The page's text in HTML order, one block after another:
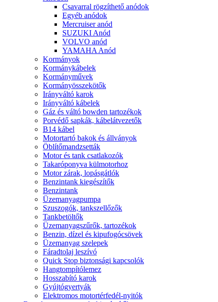
Csavarral rögzíthető anódok
Egyéb anódok
Mercruiser anód
SUZUKI Anód
VOLVO anód
YAMAHA Anód
Kormányok
Kormánykábelek
Kormányművek
Kormányösszekötők
Irányváltó karok
Irányváltó kábelek
Gáz és váltó bowden tartozékok
Porvédő sapkák, kábelátvezetők
B14 kábel
Motortartó bakok és állványok
Öblítőmandzsetták
Motor és tank csatlakozók
Takaróponyva külmotorhoz
Motor zárak, lopásgátlók
Benzintank kiegészítők
Benzintank
Üzemanyagpumpa
Szuszogók, tankszellőzők
Tankbetöltők
Üzemanyagszűrők, tartozékok
Benzin, dízel és kipufogócsövek
Üzemanyag szelepek
Fáradtolaj leszívó
Quick Stop biztonsági kapcsolók
Hangtompítólemez
Hosszabító karok
Gyújtógyertyák
Elektromos motortérfedél-nyitók